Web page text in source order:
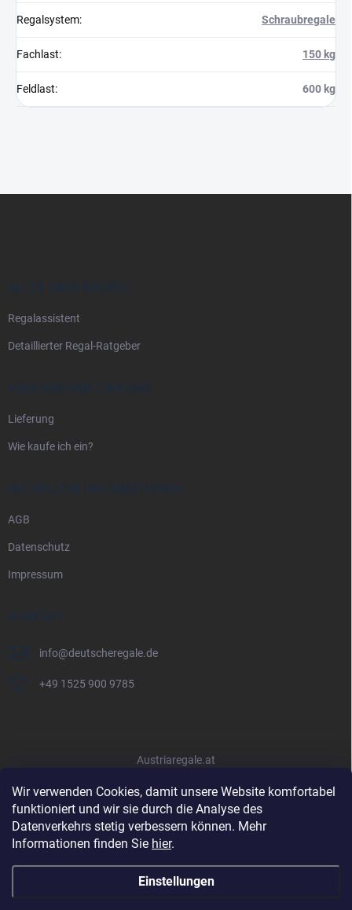
Wir verwenden Cookies, damit unsere Website komfortabel
funktioniert und wir sie durch die Analyse des
Datenverkehrs stetig verbessern können. Mehr
Informationen finden Sie hier.
Einstellungen
Regalsystem: Schraubregale
Fachlast: 150 kg
Feldlast: 600 kg
ALLES ÜBER REGALE
Regalassistent
Detaillierter Regal-Ratgeber
VERSAND UND ZAHLUNG
Lieferung
Wie kaufe ich ein?
RECHTLICHE INFORMATIONEN
AGB
Datenschutz
Impressum
KONTAKT
info@deutscheregale.de
+49 1525 900 9785
Austriaregale.at